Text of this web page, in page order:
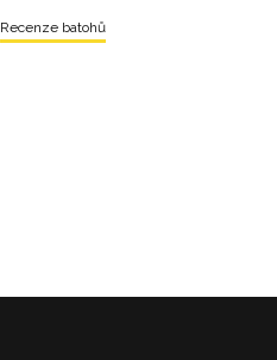
Recenze batohů